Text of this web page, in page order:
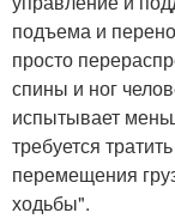
подъема и
просто
спины и ног
испытывает
требуется
перемещения
ходьбы".